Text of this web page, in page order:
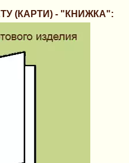
(КАРТИ) - "КНИЖКА":